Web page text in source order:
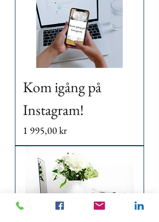
Kom igång på
Instagram!
Pris
1 995,00 kr